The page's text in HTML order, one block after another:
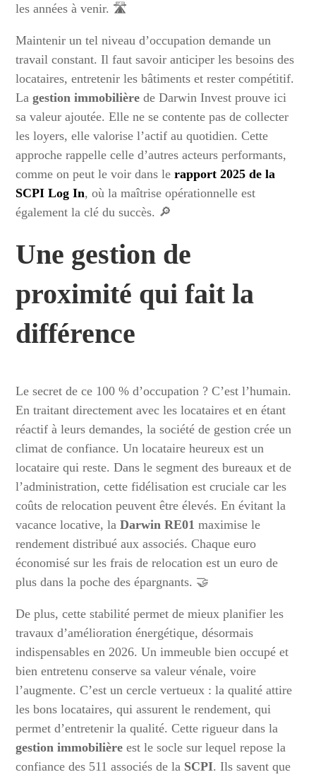
les années à venir. 🛣️
Maintenir un tel niveau d’occupation demande un
travail constant. Il faut savoir anticiper les besoins des
locataires, entretenir les bâtiments et rester compétitif.
Lagestion immobilière de Darwin Invest prouve ici
sa valeur ajoutée. Elle ne se contente pas de collecter
les loyers, elle valorise l’actif au quotidien. Cette
approche rappelle celle d’autres acteurs performants,
comme on peut le voir dans lerapport 2025 de la
SCPI Log In, où la maîtrise opérationnelle est
également la clé du succès. 🔎
Une gestion de
proximité qui fait la
différence
Le secret de ce 100 % d’occupation ? C’est l’humain.
En traitant directement avec les locataires et en étant
réactif à leurs demandes, la société de gestion crée un
climat de confiance. Un locataire heureux est un
locataire qui reste. Dans le segment des bureaux et de
l’administration, cette fidélisation est cruciale car les
coûts de relocation peuvent être élevés. En évitant la
vacance locative, laDarwin RE01 maximise le
rendement distribué aux associés. Chaque euro
économisé sur les frais de relocation est un euro de
plus dans la poche des épargnants. 🤝
De plus, cette stabilité permet de mieux planifier les
travaux d’amélioration énergétique, désormais
indispensables en 2026. Un immeuble bien occupé et
bien entretenu conserve sa valeur vénale, voire
l’augmente. C’est un cercle vertueux : la qualité attire
les bons locataires, qui assurent le rendement, qui
permet d’entretenir la qualité. Cette rigueur dans la
gestion immobilière est le socle sur lequel repose la
confiance des 511 associés de la SCPI. Ils savent que